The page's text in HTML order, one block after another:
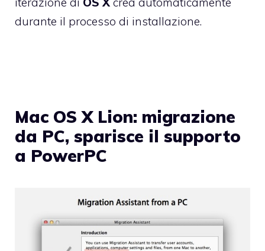
durante il processo di installazione.
Mac OS X Lion: migrazione
da PC, sparisce il supporto
a PowerPC